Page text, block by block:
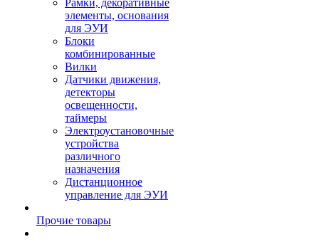
Рамки, декоративные
элементы, основания
для ЭУИ
Блоки
комбинированные
Вилки
Датчики движения,
детекторы
освещенности,
таймеры
Электроустановочные
устройства
различного
назначения
Дистанционное
управление для ЭУИ
Прочие товары